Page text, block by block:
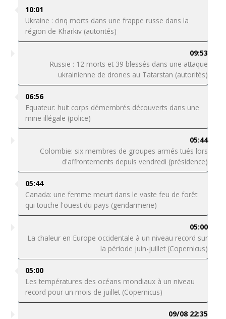
10:01
Ukraine : cinq morts dans une frappe russe dans la
région de Kharkiv (autorités)
09:53
Russie : 12 morts et 39 blessés dans une attaque
ukrainienne de drones au Tatarstan (autorités)
06:56
Equateur: huit corps démembrés découverts dans une
mine illégale (police)
05:44
Colombie: six membres de groupes armés tués lors
d'affrontements depuis vendredi (présidence)
05:44
Canada: une femme meurt dans le vaste feu de forêt
qui touche l'ouest du pays (gendarmerie)
05:00
La chaleur en Europe occidentale à un niveau record sur
la période juin-juillet (Copernicus)
05:00
Les températures des océans mondiaux à un niveau
record pour un mois de juillet (Copernicus)
09/08 22:35